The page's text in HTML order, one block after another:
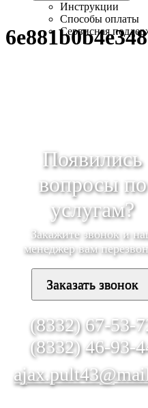
Инструкции
Способы оплаты
Сервисная
Появились
вопросы по
услугам?
Закажите звонок и
менеджер вам
Заказать звонок
(8332) 67-53-
(8332) 46-93-